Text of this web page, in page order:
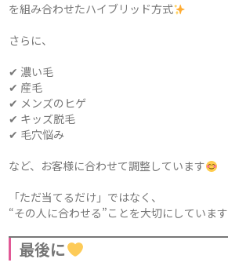
を組み合わせたハイブリッド方式
さらに、
✔ 濃い毛
✔ 産毛
✔ メンズのヒゲ
✔ キッズ脱毛
✔ 毛穴悩み
など、お客様に合わせて調整しています
「ただ当てるだけ」ではなく、
“その人に合わせる”ことを大切にしています
最後に